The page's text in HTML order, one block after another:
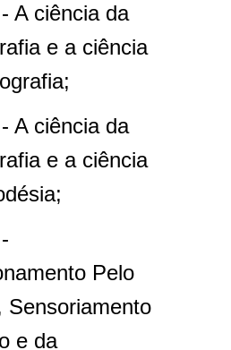
A ciência da
e a ciência
A ciência da
e a ciência
Pelo
Sensoriamento
e da